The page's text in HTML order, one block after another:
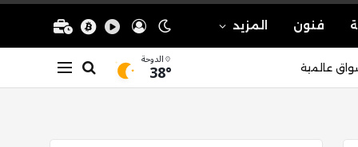
فنون المزيد
عالمية الدوحة
38°